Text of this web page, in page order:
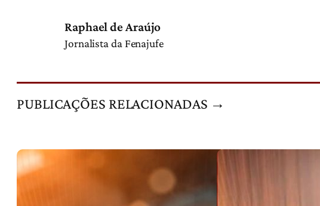
Raphael de Araújo
Jornalista da Fenajufe
PUBLICAÇÕES RELACIONADAS →